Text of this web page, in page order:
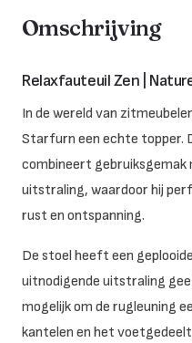
Omschrijving
Relaxfauteuil Zen |
In de wereld van
Starfurn een echte topper.
combineert gebruiksgemak
uitstraling, waardoor hij
rust en ontspanning.
De stoel heeft een
uitnodigende uitstraling
mogelijk om de rugleuning
kantelen en het